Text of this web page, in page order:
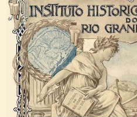
Skip to main content
Anterior